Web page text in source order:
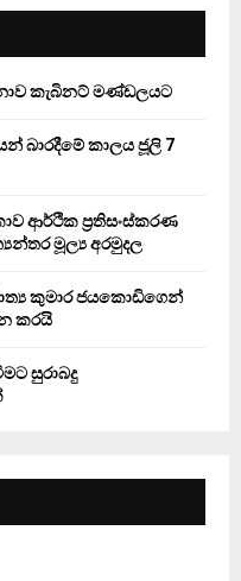
E
A
කැබිනට් මණ්ඩලයට
බාරදීමේ කාලය ජූලි 7
ආර්ථික ප්‍රතිසංස්කරණ
මූල්‍ය අරමුදල
කුමාර ජයකොඩිගෙන්
කරයි
සුරාබදු